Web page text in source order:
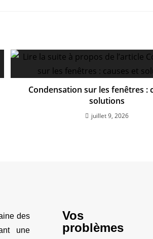
Condensation sur les fenêtres :
solutions
juillet 9, 2026
des
une
Vos
problèmes